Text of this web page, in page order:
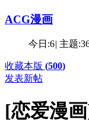
ACG漫画
今日:6| 主题:
收藏本版 (500)
发表新帖
[恋爱漫